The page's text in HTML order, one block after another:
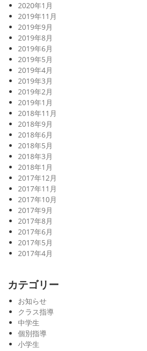
2020年1月
2019年11月
2019年9月
2019年8月
2019年6月
2019年5月
2019年4月
2019年3月
2019年2月
2019年1月
2018年11月
2018年9月
2018年6月
2018年5月
2018年3月
2018年1月
2017年12月
2017年11月
2017年10月
2017年9月
2017年8月
2017年6月
2017年5月
2017年4月
カテゴリー
お知らせ
クラス指導
中学生
個別指導
小学生